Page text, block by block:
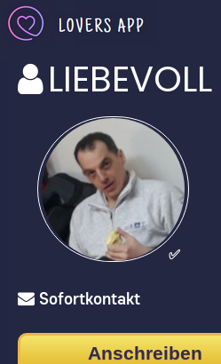
LIEBEVOLL
✅
Sofortkontakt
Anschreiben